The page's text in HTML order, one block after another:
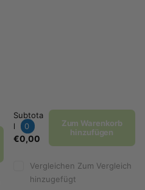
Subtota
l
0
€0,00
Zum Warenkorb
hinzufügen
Vergleichen Zum Vergleich
hinzugefügt